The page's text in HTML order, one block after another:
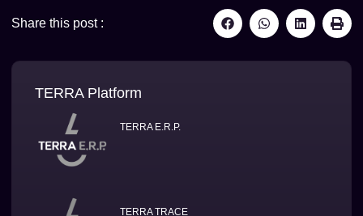
Share this post :
TERRA Platform
TERRA E.R.P.
TERRA TRACE